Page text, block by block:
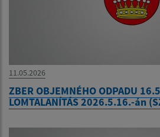
11.05.2026
ZBER OBJEMNÉHO ODPADU
LOMTALANÍTÁS 2026.5.16.-án